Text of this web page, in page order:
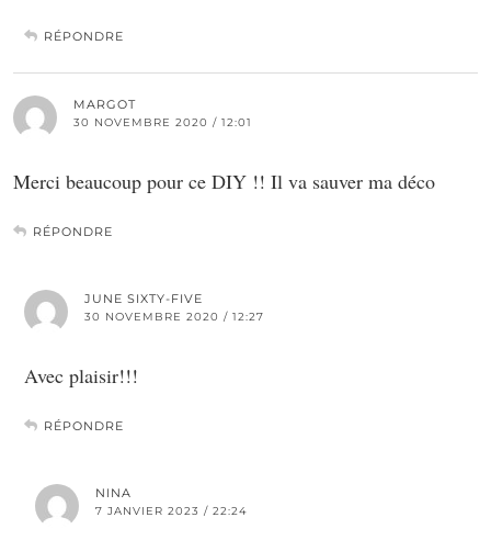
RÉPONDRE
MARGOT
30 NOVEMBRE 2020 / 12:01
Merci beaucoup pour ce DIY !! Il va sauver ma déco
RÉPONDRE
JUNE SIXTY-FIVE
30 NOVEMBRE 2020 / 12:27
Avec plaisir!!!
RÉPONDRE
NINA
7 JANVIER 2023 / 22:24